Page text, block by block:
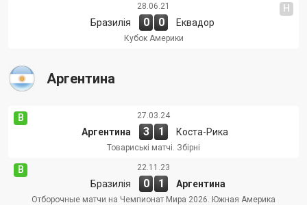
Н
28.06.21
Бразилія 0 0 Еквадор
Кубок Америки
Аргентина
В 27.03.24
Аргентина 3 1 Коста-Рика
Товариські матчі. Збірні
В 22.11.23
Бразилія 0 1 Аргентина
Отборочные матчи на Чемпионат Мира 2026. Южная Америка